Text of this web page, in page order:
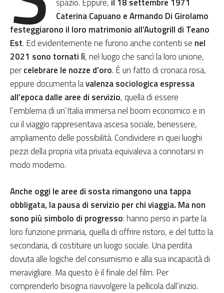
Caterina Capuano e Armando Di Girolamo
festeggiarono il loro matrimonio all’Autogrill di Teano
Est. Ed evidentemente ne furono anche contenti se nel
2021 sono tornati lì, nel luogo che sancì la loro unione,
percelebrare le nozze d’oro. È un fatto di cronaca rosa,
eppure documenta lavalenza sociologica espressa
all’epoca dalle aree di servizio, quella di essere
l’emblema di un’Italia immersa nel boom economico e in
cui il viaggio rappresentava ascesa sociale, benessere,
ampliamento delle possibilità. Condividere in quei luoghi
pezzi della propria vita privata equivaleva a connotarsi in
modo moderno.
Anche oggi le aree di sosta rimangono una tappa
obbligata, la pausa di servizio per chi viaggia. Ma non
sono più simbolo di progresso: hanno perso in parte la
loro funzione primaria, quella di offrire ristoro, e del tutto la
secondaria, di costituire un luogo sociale. Una perdita
dovuta alle logiche del consumismo e alla sua incapacità di
meravigliare. Ma questo è il finale del film. Per
comprenderlo bisogna riavvolgere la pellicola dall’inizio.